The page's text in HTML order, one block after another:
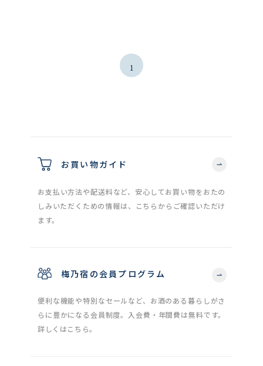
1
お買い物ガイド
お支払い方法や配送料など、安心してお買い物をおたの
しみいただくための情報は、こちらからご確認いただけ
ます。
梅乃宿の会員プログラム
便利な機能や特別なセールなど、お酒のある暮らしがさ
らに豊かになる会員制度。入会費・年間費は無料です。
詳しくはこちら。